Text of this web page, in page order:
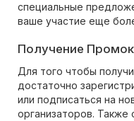
специальные
ваше участие еще
Получение
Для того чтобы
достаточно
или подписаться на
организаторов. Также